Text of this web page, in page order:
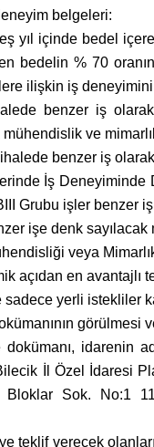
belgeleri:
yıl içinde bedel
bedelin % 70
ilişkin iş
benzer iş
mühendislik ve
benzer iş
İş
Grubu işler benzer
işe denk
veya
açıdan en avantajlı
sadece yerli istekliler
görülmesi
dokümanı, idarenin
Bilecik İl Özel İdaresi
Bloklar Sok. No:1
teklif verecek